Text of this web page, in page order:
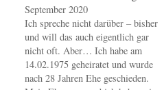
September 2020
Ich spreche nicht darüber – bisher
und will das auch eigentlich gar
nicht oft. Aber… Ich habe am
14.02.1975 geheiratet und wurde
nach 28 Jahren Ehe geschieden.